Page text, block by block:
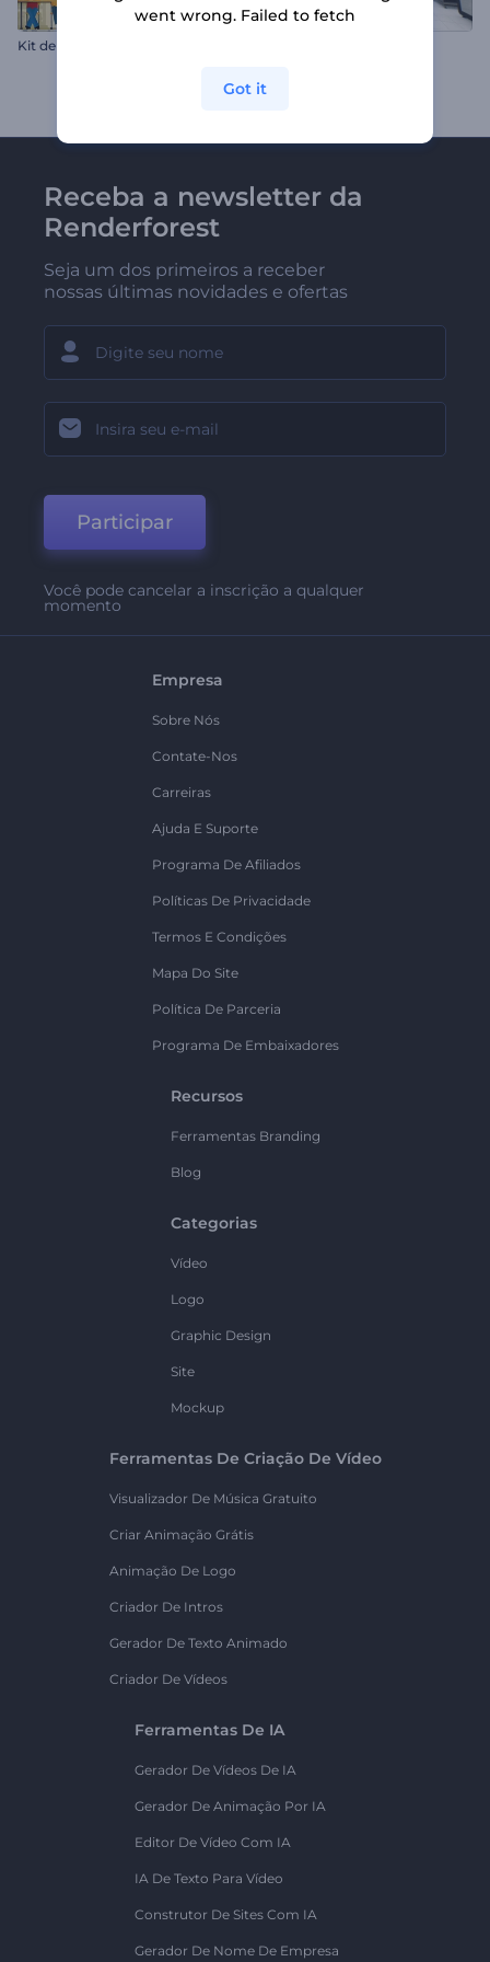
Receba a newsletter da
Renderforest
Seja um dos primeiros a receber
nossas últimas novidades e ofertas
Participar
Você pode cancelar a inscrição a qualquer
momento
Empresa
Sobre Nós
Contate-Nos
Carreiras
Ajuda E Suporte
Programa De Afiliados
Políticas De Privacidade
Termos E Condições
Mapa Do Site
Política De Parceria
Programa De Embaixadores
Recursos
Ferramentas Branding
Blog
Categorias
Vídeo
Logo
Graphic Design
Site
Mockup
Ferramentas De Criação De Vídeo
Visualizador De Música Gratuito
Criar Animação Grátis
Animação De Logo
Criador De Intros
Gerador De Texto Animado
Criador De Vídeos
Ferramentas De IA
Gerador De Vídeos De IA
Gerador De Animação Por IA
Editor De Vídeo Com IA
IA De Texto Para Vídeo
Construtor De Sites Com IA
Gerador De Nome De Empresa
went wrong. Failed to fetch
Got it